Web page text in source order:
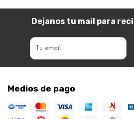
Dejanos tu mail para
Medios de pago